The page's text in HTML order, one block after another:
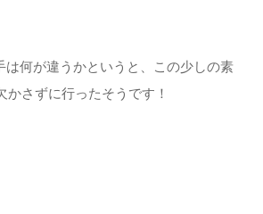
は何が違うかというと、この少しの素
かさずに行ったそうです！